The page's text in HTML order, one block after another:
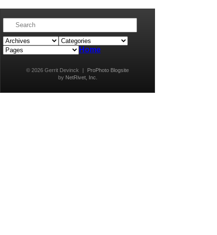
Home
© 2026 Gerrit Devinck |
ProPhoto Blogsite
by NetRivet, Inc.